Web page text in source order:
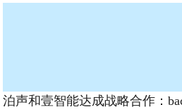
泊声和壹智能达成战略合作：